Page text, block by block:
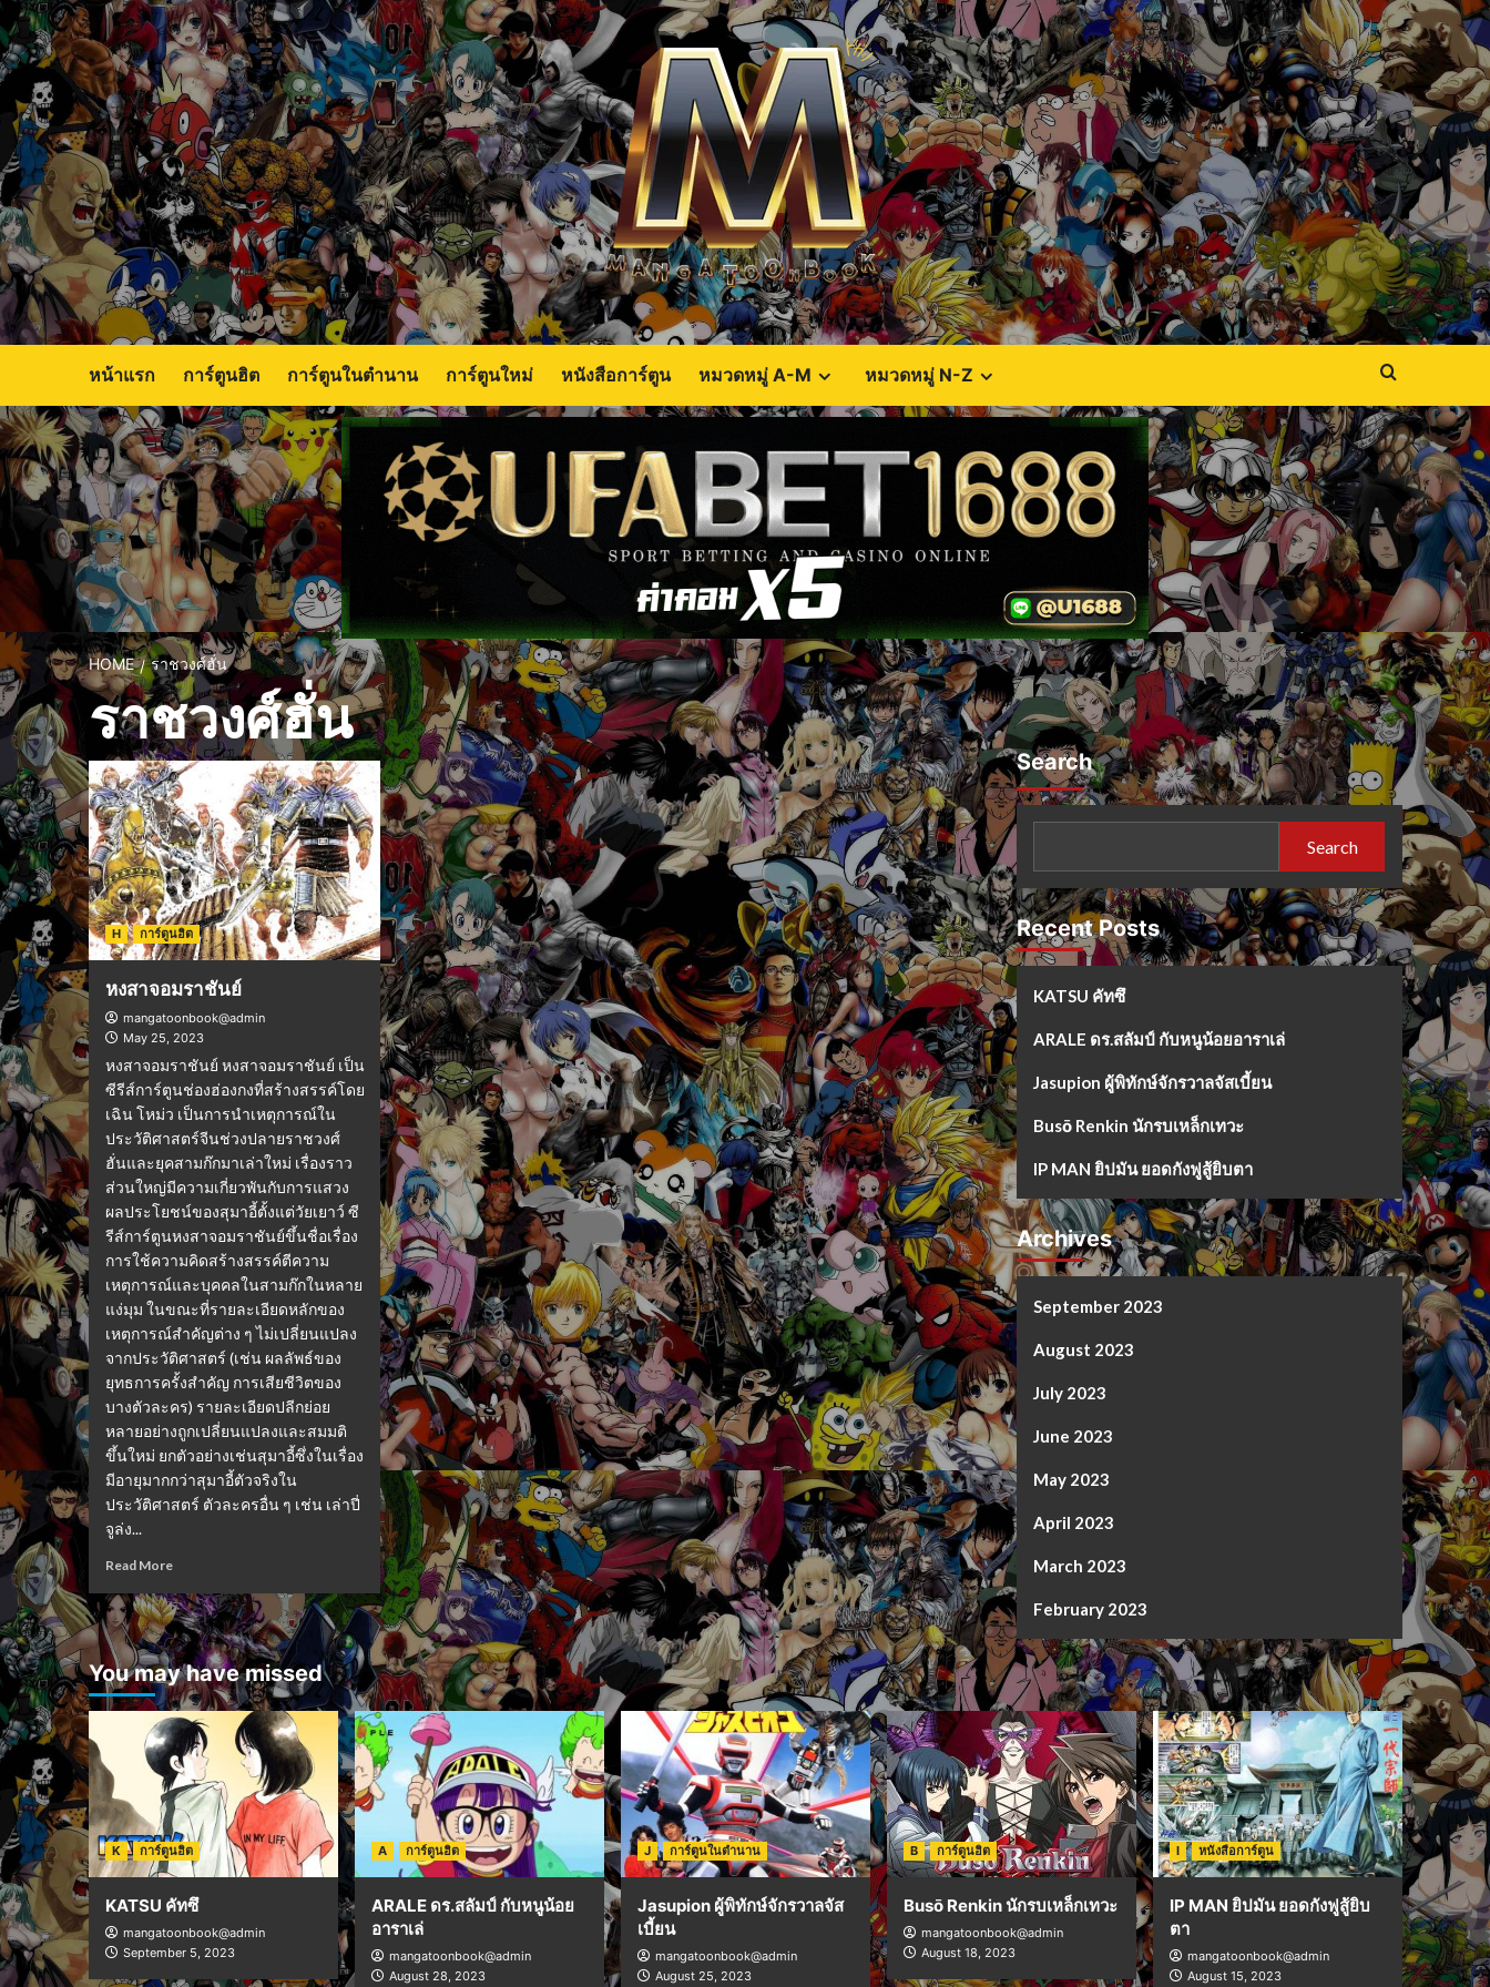
Skip
to
content
หน้าแรก การ์ตูนฮิต การ์ตูนในตำนาน การ์ตูนใหม่ หนังสือการ์ตูน หมวดหมู่ A-M หมวดหมู่ N-Z
HOME ราชวงศ์ฮั่น
ราชวงศ์ฮั่น
H การ์ตูนฮิต
หงสาจอมราชันย์
mangatoonbook@admin
May 25, 2023
หงสาจอมราชันย์ หงสาจอมราชันย์ เป็น
ซีรีส์การ์ตูนช่องฮ่องกงที่สร้างสรรค์โดย
เฉิน โหม่ว เป็นการนำเหตุการณ์ใน
ประวัติศาสตร์จีนช่วงปลายราชวงศ์
ฮั่นและยุคสามก๊กมาเล่าใหม่ เรื่องราว
ส่วนใหญ่มีความเกี่ยวพันกับการแสวง
ผลประโยชน์ของสุมาอี้ตั้งแต่วัยเยาว์ ซี
รีส์การ์ตูนหงสาจอมราชันย์ขึ้นชื่อเรื่อง
การใช้ความคิดสร้างสรรค์ตีความ
เหตุการณ์และบุคคลในสามก๊กในหลาย
แง่มุม ในขณะที่รายละเอียดหลักของ
เหตุการณ์สำคัญต่าง ๆ ไม่เปลี่ยนแปลง
จากประวัติศาสตร์ (เช่น ผลลัพธ์ของ
ยุทธการครั้งสำคัญ การเสียชีวิตของ
บางตัวละคร) รายละเอียดปลีกย่อย
หลายอย่างถูกเปลี่ยนแปลงและสมมติ
ขึ้นใหม่ ยกตัวอย่างเช่นสุมาอี้ซึ่งในเรื่อง
มีอายุมากกว่าสุมาอี้ตัวจริงใน
ประวัติศาสตร์ ตัวละครอื่น ๆ เช่น เล่าปี่
จูล่ง...
Read More
Search
Search
Recent Posts
KATSU คัทซึ
ARALE ดร.สลัมป์ กับหนูน้อยอาราเล่
Jasupion ผู้พิทักษ์จักรวาลจัสเบี้ยน
Busō Renkin นักรบเหล็กเทวะ
IP MAN ยิปมัน ยอดกังฟูสู้ยิบตา
Archives
September 2023
August 2023
July 2023
June 2023
May 2023
April 2023
March 2023
February 2023
You may have missed
K การ์ตูนฮิต
KATSU คัทซึ
mangatoonbook@admin
September 5, 2023
A การ์ตูนฮิต
ARALE ดร.สลัมป์ กับหนูน้อย
อาราเล่
mangatoonbook@admin
August 28, 2023
J การ์ตูนในตำนาน
Jasupion ผู้พิทักษ์จักรวาลจัส
เบี้ยน
mangatoonbook@admin
August 25, 2023
B การ์ตูนฮิต
Busō Renkin นักรบเหล็กเทวะ
mangatoonbook@admin
August 18, 2023
I หนังสือการ์ตูน
IP MAN ยิปมัน ยอดกังฟูสู้ยิบ
ตา
mangatoonbook@admin
August 15, 2023